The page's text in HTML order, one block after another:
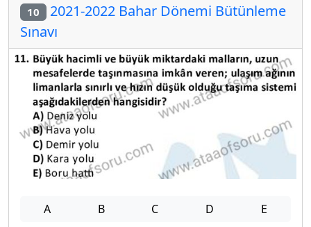
10 2021-2022 Bahar Dönemi Bütünleme
Sınavı
A B C D E